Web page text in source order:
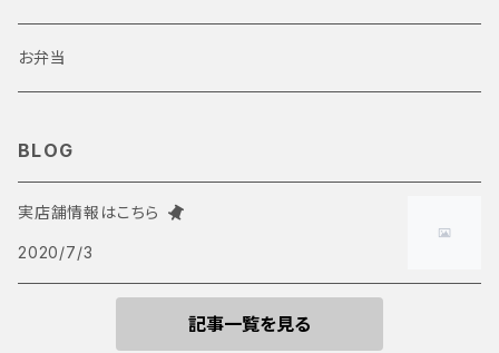
の余韻が続きます。 この極深煎りのおいしさは、
になられたお客様は、かなり多く、他のコーヒー
中煎り
中深煎り
お弁当
BLOG
実店舗情報はこちら
2020/7/3
記事一覧を見る